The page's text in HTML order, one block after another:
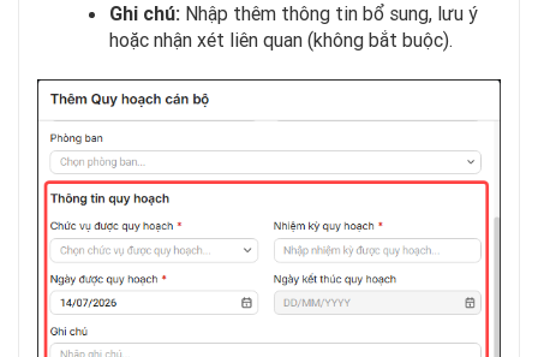
Ghi chú: Nhập thêm thông tin bổ sung, lưu ý
hoặc nhận xét liên quan (không bắt buộc).